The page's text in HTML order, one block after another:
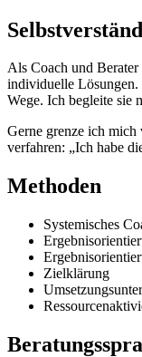
Als Coach und Berater
individuelle
Wege. Ich begleite sie
Gerne grenze ich
verfahren: „Ich habe
Methoden
Systemisches
Zielklärung